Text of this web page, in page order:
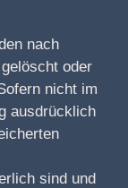
nach
oder
nicht im
ausdrücklich
sind und